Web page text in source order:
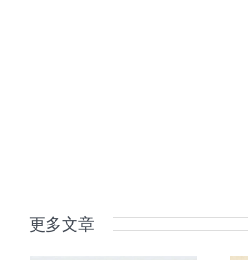
更多文章